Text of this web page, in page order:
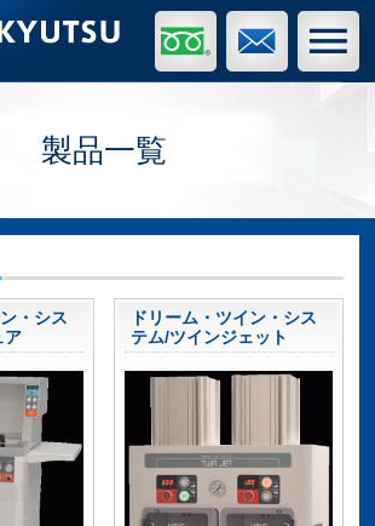
製品一覧
・シス
ア
ドリーム・ツイン・シス
テム/ツインジェット